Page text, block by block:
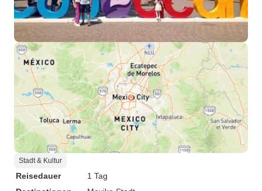
Stadt & Kultur
Reisedauer
1 Tag